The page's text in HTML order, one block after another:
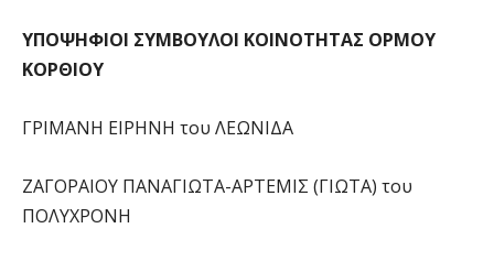
ΥΠΟΨΗΦΙΟΙ ΣΥΜΒΟΥΛΟΙ ΚΟΙΝΟΤΗΤΑΣ ΟΡΜΟΥ
ΚΟΡΘΙΟΥ
ΓΡΙΜΑΝΗ ΕΙΡΗΝΗ του ΛΕΩΝΙΔΑ
ΖΑΓΟΡΑΙΟΥ ΠΑΝΑΓΙΩΤΑ-ΑΡΤΕΜΙΣ (ΓΙΩΤΑ) του
ΠΟΛΥΧΡΟΝΗ